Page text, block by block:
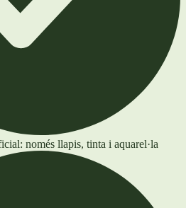
només llapis, tinta i aquarel·la